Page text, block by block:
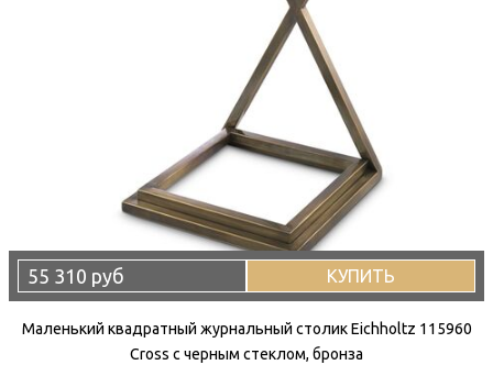
55 310 руб КУПИТЬ
Маленький квадратный журнальный столик Eichholtz 115960
Cross с черным стеклом, бронза